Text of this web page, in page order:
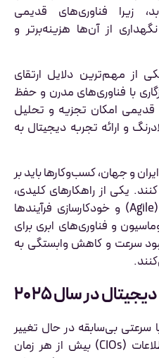
زیرا فناوری‌های قدیمی
از آن‌ها هزینه‌برتر و
از مهم‌ترین دلایل ارتقای
با فناوری‌های مدرن و حفظ
امکان تجزیه و تحلیل
و ارائه تجربه دیجیتال به
و جهان، کسب‌وکارها باید بر
یکی از راهکارهای کلیدی،
بهره‌گیری از فناوری‌های چابک (Agile) و خودکارسازی فرآیندها
و فناوری‌های ابری برای
سرعت و کاهش وابستگی به
در سال ۲۰۲۵
دیجیتال در سال ۲۰۲۵ با سرعتی بی‌سابقه در حال تغییر
است و مدیران ارشد فناوری اطلاعات (CIOs) بیش از هر زمان